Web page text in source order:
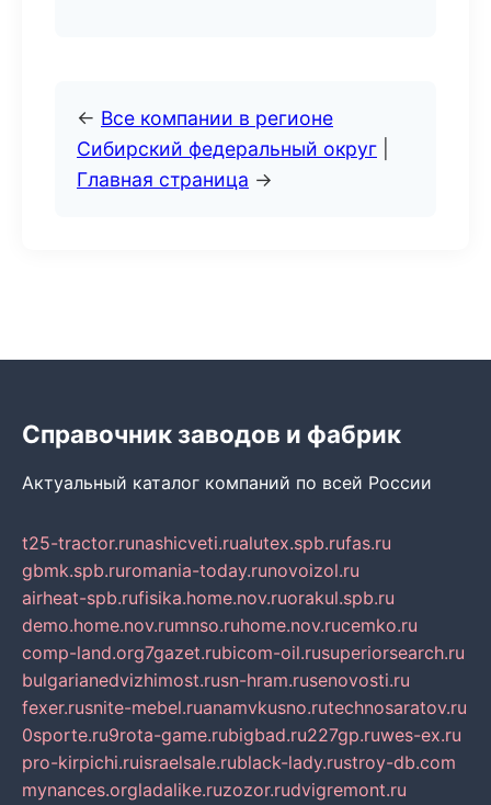
← Все компании в регионе
Сибирский федеральный округ
Главная страница →
Справочник заводов и фабрик
Актуальный каталог компаний по всей России
t25-tractor.runashicveti.rualutex.spb.rufas.ru
gbmk.spb.ruromania-today.runovoizol.ru
airheat-spb.rufisika.home.nov.ruorakul.spb.ru
demo.home.nov.rumnso.ruhome.nov.rucemko.ru
comp-land.org7gazet.rubicom-oil.rusuperiorsearch.ru
bulgarianedvizhimost.rusn-hram.rusenovosti.ru
fexer.rusnite-mebel.ruanamvkusno.rutechnosaratov.ru
0sporte.ru9rota-game.rubigbad.ru227gp.ruwes-ex.ru
pro-kirpichi.ruisraelsale.rublack-lady.rustroy-db.com
mynances.orgladalike.ruzozor.rudvigremont.ru